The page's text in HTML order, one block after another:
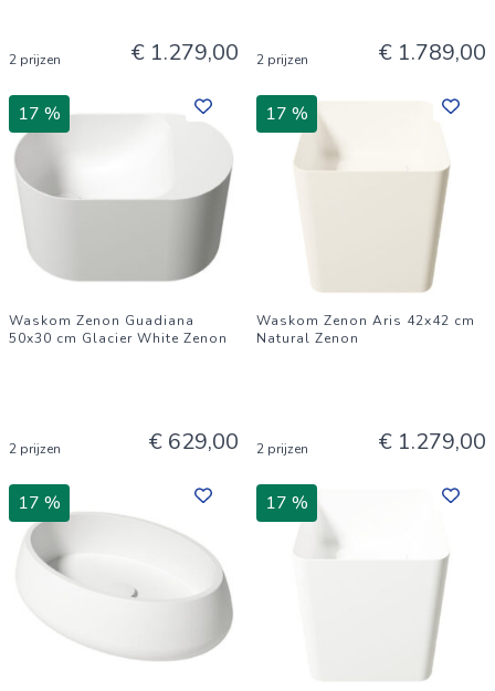
2 prijzen € 1.279,00 2 prijzen € 1.789,00
17 %
Waskom Zenon Guadiana
50x30 cm Glacier White Zenon
2 prijzen € 629,00
17 %
Waskom Zenon Aris 42x42 cm
Natural Zenon
2 prijzen € 1.279,00
17 % 17 %